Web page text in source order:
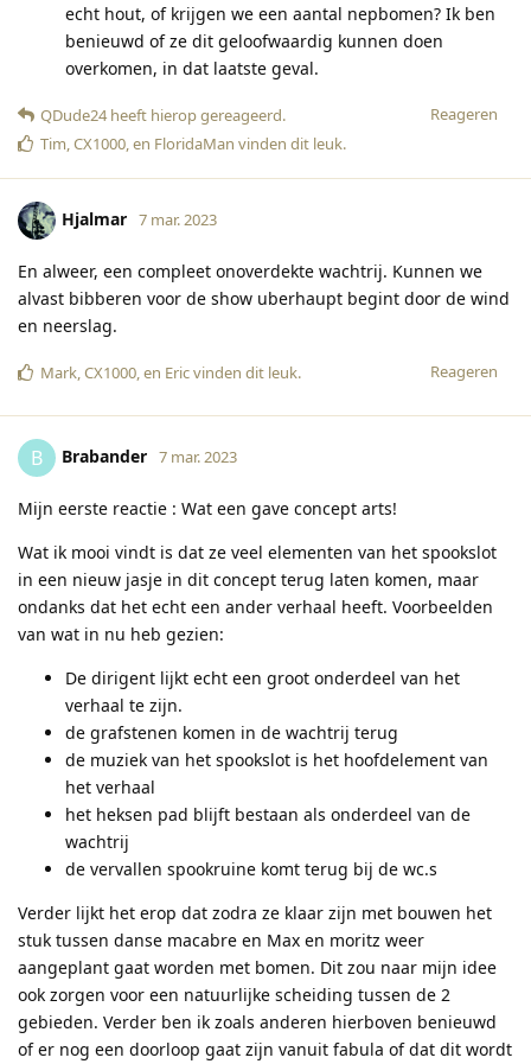
echt hout, of krijgen we een aantal nepbomen? Ik ben
benieuwd of ze dit geloofwaardig kunnen doen
overkomen, in dat laatste geval.
Reageren
QDude24heeft hierop gereageerd.
Tim,CX1000, en FloridaMan vinden dit leuk.
Hjalmar 7 mar. 2023
En alweer, een compleet onoverdekte wachtrij. Kunnen we
alvast bibberen voor de show uberhaupt begint door de wind
en neerslag.
Reageren
Mark,CX1000, en Ericvinden dit leuk.
B Brabander 7 mar. 2023
Mijn eerste reactie : Wat een gave concept arts!
Wat ik mooi vindt is dat ze veel elementen van het spookslot
in een nieuw jasje in dit concept terug laten komen, maar
ondanks dat het echt een ander verhaal heeft. Voorbeelden
van wat in nu heb gezien:
De dirigent lijkt echt een groot onderdeel van het
verhaal te zijn.
de grafstenen komen in de wachtrij terug
de muziek van het spookslot is het hoofdelement van
het verhaal
het heksen pad blijft bestaan als onderdeel van de
wachtrij
de vervallen spookruine komt terug bij de wc.s
Verder lijkt het erop dat zodra ze klaar zijn met bouwen het
stuk tussen danse macabre en Max en moritz weer
aangeplant gaat worden met bomen. Dit zou naar mijn idee
ook zorgen voor een natuurlijke scheiding tussen de 2
gebieden. Verder ben ik zoals anderen hierboven benieuwd
of er nog een doorloop gaat zijn vanuit fabula of dat dit wordt